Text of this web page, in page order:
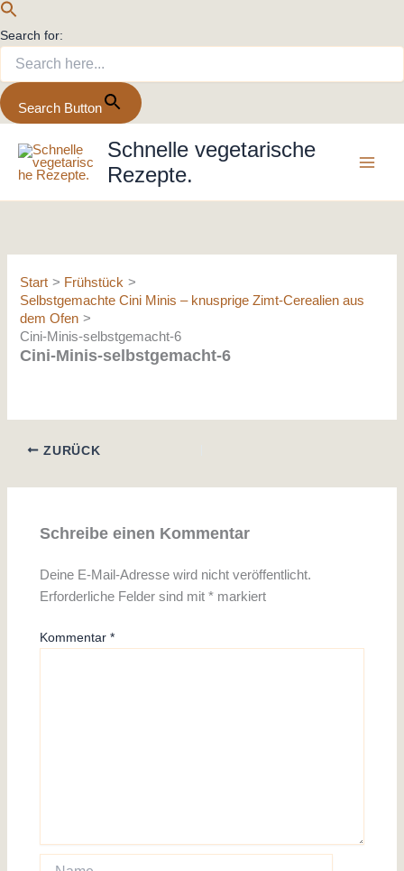
Search for:
Search Button
Inhalt
springen
Schnelle vegetarische
Rezepte.
Start
Frühstück
Selbstgemachte Cini Minis – knusprige Zimt-Cerealien aus
dem Ofen
Cini-Minis-selbstgemacht-6
Cini-Minis-selbstgemacht-6
ZURÜCK
Schreibe einen Kommentar
Deine E-Mail-Adresse wird nicht veröffentlicht.
Erforderliche Felder sind mit* markiert
Kommentar*
Name